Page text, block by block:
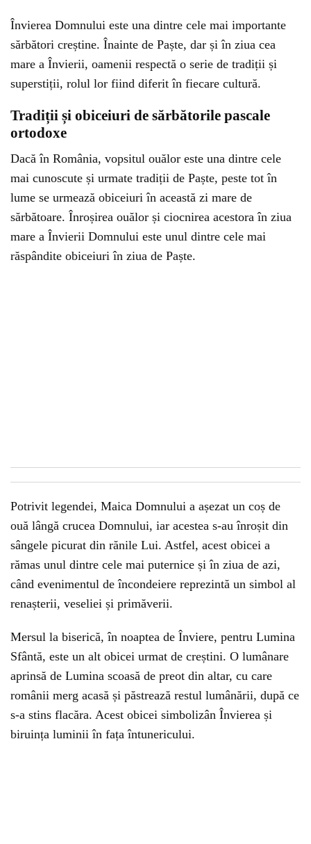
Învierea Domnului este una dintre cele mai importante
sărbători creștine. Înainte de Paște, dar și în ziua cea
mare a Învierii, oamenii respectă o serie de tradiții și
superstiții, rolul lor fiind diferit în fiecare cultură.
Tradiții și obiceiuri de sărbătorile pascale
ortodoxe
Dacă în România, vopsitul ouălor este una dintre cele
mai cunoscute și urmate tradiții de Paște, peste tot în
lume se urmează obiceiuri în această zi mare de
sărbătoare. Înroșirea ouălor și ciocnirea acestora în ziua
mare a Învierii Domnului este unul dintre cele mai
răspândite obiceiuri în ziua de Paște.
Potrivit legendei, Maica Domnului a așezat un coș de
ouă lângă crucea Domnului, iar acestea s-au înroșit din
sângele picurat din rănile Lui. Astfel, acest obicei a
rămas unul dintre cele mai puternice și în ziua de azi,
când evenimentul de încondeiere reprezintă un simbol al
renașterii, veseliei și primăverii.
Mersul la biserică, în noaptea de Înviere, pentru Lumina
Sfântă, este un alt obicei urmat de creștini. O lumânare
aprinsă de Lumina scoasă de preot din altar, cu care
românii merg acasă și păstrează restul lumânării, după ce
s-a stins flacăra. Acest obicei simbolizân Învierea și
biruința luminii în fața întunericului.